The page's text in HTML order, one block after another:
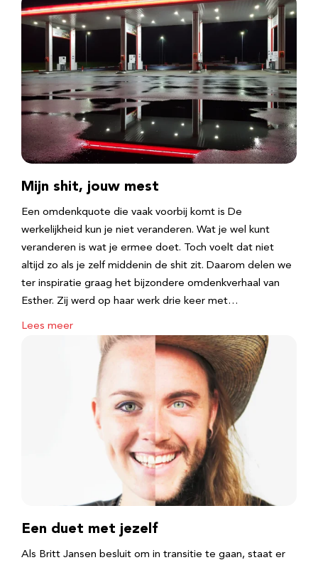
Mijn shit, jouw mest
Een omdenkquote die vaak voorbij komt is De
werkelijkheid kun je niet veranderen. Wat je wel kunt
veranderen is wat je ermee doet. Toch voelt dat niet
altijd zo als je zelf middenin de shit zit. Daarom delen we
ter inspiratie graag het bijzondere omdenkverhaal van
Esther. Zij werd op haar werk drie keer met…
Lees meer
Een duet met jezelf
Als Britt Jansen besluit om in transitie te gaan, staat er